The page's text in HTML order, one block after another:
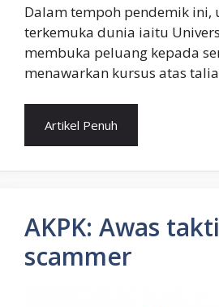
Dalam tempoh pendemik ini,
terkemuka dunia iaitu
membuka peluang kepada
menawarkan kursus atas
Artikel Penuh
AKPK: Awas
scammer